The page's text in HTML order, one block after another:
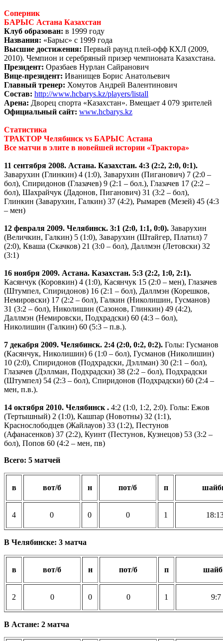
Соперник
БАРЫС Астана Казахстан
Клуб образован: в 1999 году
Названия: «Барыс» с 1999 года
Высшие достижения: Первый раунд плей-офф КХЛ (2009,
2010). Чемпион и серебряный призер чемпионата Казахстана.
Президент: Оразбаев Нурлан Сайранович
Вице-президент: Иванищев Борис Анатольевич
Главный тренер: Хомутов Андрей Валентинович
Состав: http://www.hcbarys.kz/players/listall
Арена: Дворец спорта «Казахстан». Вмещает 4 079 зрителей
Официальный сайт: www.hcbarys.kz
Статистика
ТРАКТОР Челябинск vs БАРЫС Астана
Все матчи в элите в новейшей истории «Трактора»
11 сентября 2008. Астана. Казахстан. 4:3 (2:2, 2:0, 0:1).
Заварухин (Глинкин) 4 (1:0), Заварухин (Пиганович) 7 (2:0 –
бол), Спиридонов (Глазачев) 9 (2:1 – бол.), Глазачев 17 (2:2 –
бол), Шахрайчук (Дадонов, Пиганович) 31 (3:2 – бол),
Глинкин (Заварухин, Галкин) 37 (4:2), Рымарев (Мезей) 45 (4:3
– мен)
12 февраля 2009. Челябинск. 3:1 (2:0, 1:1, 0:0). Заварухин
(Величкин, Галкин) 5 (1:0), Заварухин (Штайгер, Платил) 7
(2:0), Кваша (Скачков) 21 (3:0 – бол), Даллмэн (Летовски) 32
(3:1)
16 ноября 2009. Астана. Казахстан. 5:3 (2:2, 1:0, 2:1).
Касянчук (Коровкин) 4 (1:0), Касянчук 15 (2:0 – мен), Глазачев
(Штумпел, Спиридонов) 16 (2:1 – бол), Даллмэн (Корешков,
Немировски) 17 (2:2 – бол), Галкин (Николишин, Гусманов)
31 (3:2 – бол), Николишин (Сазонов, Глинкин) 49 (4:2),
Даллмэн (Немировски, Подхрадски) 60 (4:3 – бол),
Николишин (Галкин) 60 (5:3 – п.в.).
7 декабря 2009. Челябинск. 2:4 (2:0, 0:2, 0:2). Голы: Гусманов
(Касянчук, Николишин) 6 (1:0 – бол), Гусманов (Николишин)
10 (2:0), Спиридонов (Подхрадски, Дэллман) 30 (2:1 – бол),
Глазачев (Дэллман, Подхрадски) 38 (2:2 – бол), Подхрадски
(Штумпел) 54 (2:3 – бол), Спиридонов (Подхрадски) 60 (2:4 –
мен, п.в.).
14 октября 2010. Челябинск . 4:2 (1:0, 1:2, 2:0). Голы: Ежов
(Тертышный) 2 (1:0), Кашпар (Новотны) 32 (1:1),
Краснослободцев (Жайлауов) 33 (1:2), Пестунов
(Афанасенков) 37 (2:2), Куинт (Пестунов, Кузнецов) 53 (3:2 –
бол), Попов 60 (4:2 – мен, пв)
Всего: 5 матчей
в вот/б н пот/б п
4 0 0 0 1
В Челябинске: 3 матча
в вот/б н пот/б п
2 0 0 0 1 9:7
В Астане: 2 матча